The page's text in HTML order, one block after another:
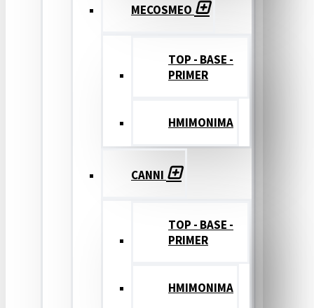
MECOSMEO
TOP - BASE -
PRIMER
ΗΜΙΜΟΝΙΜΑ
CANNI
TOP - BASE -
PRIMER
ΗΜΙΜΟΝΙΜΑ